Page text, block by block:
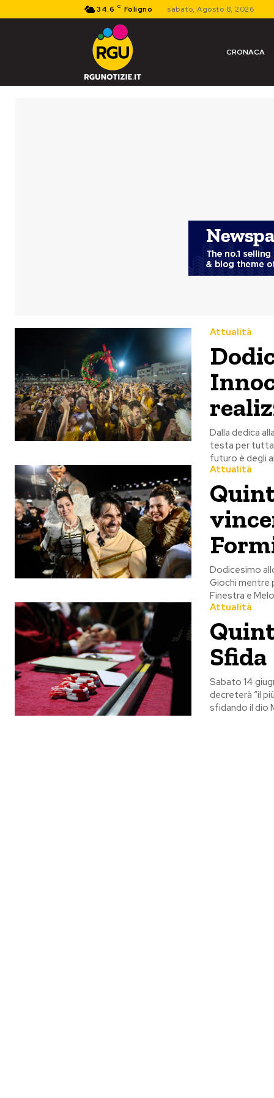
34.6 C Foligno sabato, Agosto 8, 2026
CRONACA
Attualità
Dalla dedica
testa per tutta
futuro è degli
Attualità
Dodicesimo
Giochi mentre
Finestra e
Attualità
Sfida
Sabato 14
decreterà “il
sfidando il dio